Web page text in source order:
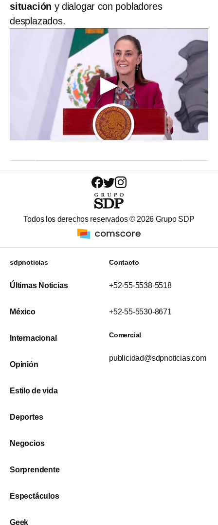
situación y dialogar con pobladores
desplazados.
Todos los derechos reservados © 2026 Grupo SDP
sdpnoticias
Últimas Noticias
México
Internacional
Opinión
Estilo de vida
Deportes
Negocios
Sorprendente
Espectáculos
Geek
Contacto
+52-55-5538-5518
+52-55-5530-8671
Comercial
publicidad@sdpnoticias.com